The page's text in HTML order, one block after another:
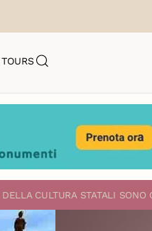
TOURS
CULTURA STATALI SONO